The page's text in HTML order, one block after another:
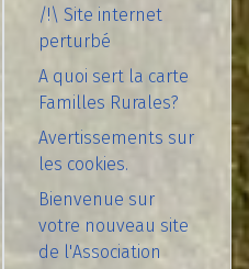
/!\ Site internet
perturbé
A quoi sert la carte
Familles Rurales?
Avertissements sur
les cookies.
Bienvenue sur
votre nouveau site
de l'Association